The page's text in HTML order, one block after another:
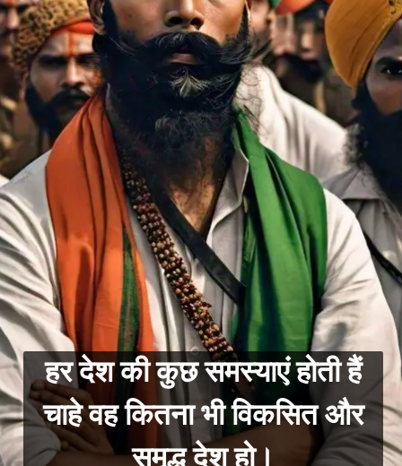
हर देश की कुछ समस्याएं होती हैं
चाहे वह कितना भी विकसित और
समृद्ध देश हो।